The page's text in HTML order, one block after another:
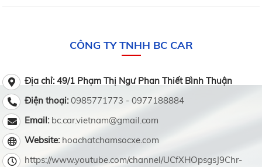
CÔNG TY TNHH BC CAR
Địa chỉ: 49/1 Phạm Thị Ngư Phan Thiết Bình Thuận
Điện thoại:0985771773 - 0977188884
Email: bc.car.vietnam@gmail.com
Website: hoachatchamsocxe.com
https://www.youtube.com/channel/UCfXHOpsgsJ9Chr-